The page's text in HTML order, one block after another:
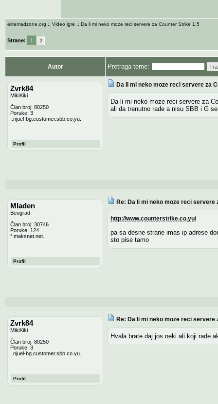
elitemadzone.org :: Video igre :: Da li mi neko moze reci servere za Counter Strike 1.5
Strane: 1 2
Autor Pretraga teme:
Zvrk84
MikiKiki
Član broj: 80250
Poruke: 3
..njuel-bg.customer.sbb.co.yu.
Profil
Da li mi neko moze reci servere za
Da li mi neko moze reci servere za
ali da trenutno rade a nisu SBB i G
Mladen
Beograd
Član broj: 30746
Poruke: 124
*.maksnet.net.
Profil
Re: Da li mi neko moze reci servere
http://www.counterstrike.co.yu/
pa sa desne strane imas ip adrese
sto pise tamo
Zvrk84
MikiKiki
Član broj: 80250
Poruke: 3
..njuel-bg.customer.sbb.co.yu.
Profil
Re: Da li mi neko moze reci servere
Hvala brate daj jos neki ali koji rade